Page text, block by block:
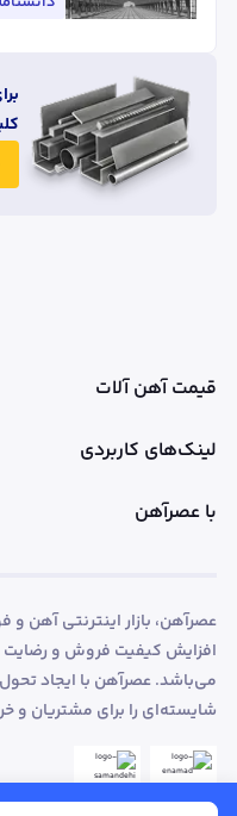
قیمت آهن آلات
لینک‌های کاربردی
با عصرآهن
عصرآهن، بازار اینترنتی آهن
افزایش کیفیت فروش و
می‌باشد. عصرآهن با ایجاد
شایسته‌ای را برای مشتریان و